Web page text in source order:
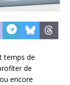
temps de
de
encore